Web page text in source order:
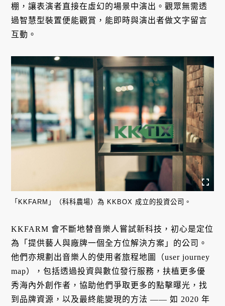
棚，讓表演者直接在虛幻的場景中演出。觀眾無需透
過智慧型裝置便能觀賞，能即時與演出者做文字留言
互動。
「KKFARM」（科科農場）為 KKBOX 成立的投資公司。
KKFARM 會不斷地替音樂人嘗試新科技，初心是定位
為「提供藝人與廠牌一個全方位解決方案」的公司。
他們亦規劃出音樂人的使用者旅程地圖（user journey
map），包括透過投資與數位發行服務，扶植更多優
秀海內外創作者，協助他們爭取更多的點擊曝光，找
到品牌資源，以及最終能變現的方法 —— 如 2020 年